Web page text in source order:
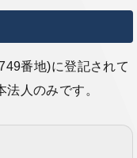
番地)に登記されて
人のみです。